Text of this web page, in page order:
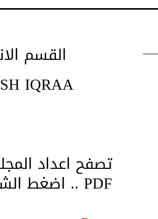
القسم
IQRAA
تصفح اعداد
PDF .. اضغط الشعار